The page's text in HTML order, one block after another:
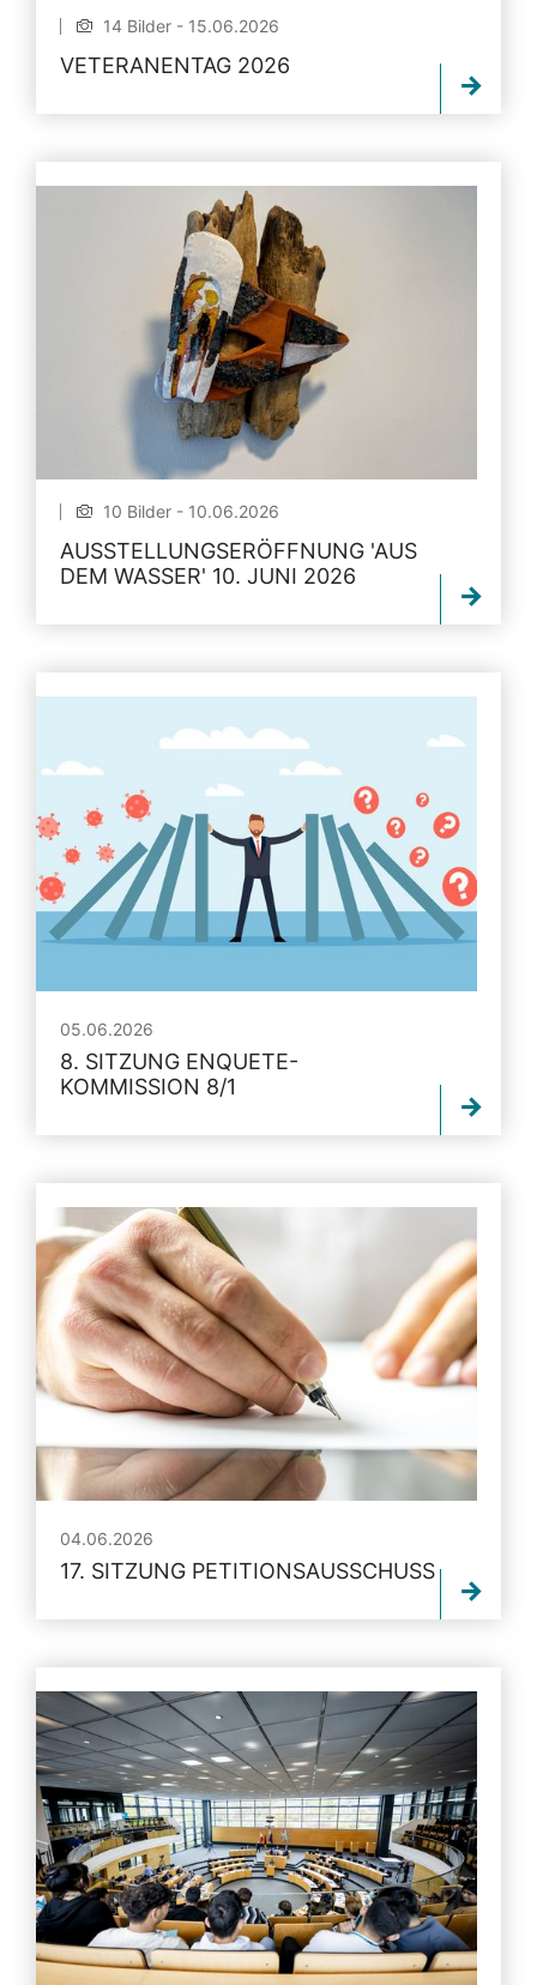
14 Bilder - 15.06.2026
VETERANENTAG 2026
10 Bilder - 10.06.2026
AUSSTELLUNGSERÖFFNUNG 'AUS
DEM WASSER' 10. JUNI 2026
05.06.2026
8. SITZUNG ENQUETE-
KOMMISSION 8/1
04.06.2026
17. SITZUNG PETITIONSAUSSCHUSS